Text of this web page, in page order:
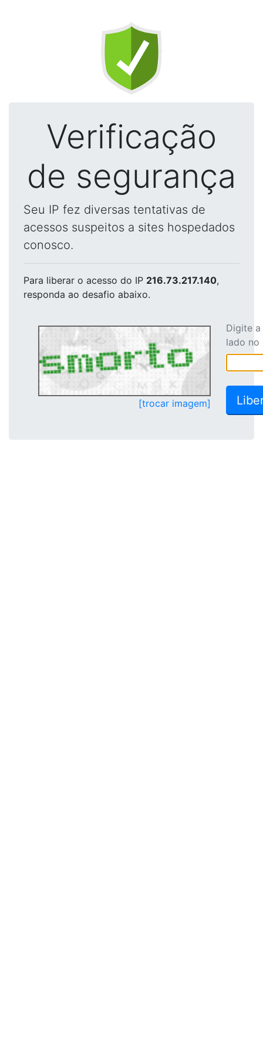
Verificação
de segurança
Seu IP fez diversas tentativas de
acessos suspeitos a sites hospedados
conosco.
Para liberar o acesso do IP 216.73.217.140,
responda ao desafio abaixo.
[trocar imagem]
Digite
lado no